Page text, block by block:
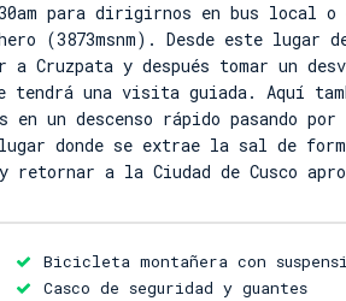
para dirigirnos en bus local o
(3873msnm). Desde este lugar
Cruzpata y después tomar un
tendrá una visita guiada. Aquí
en un descenso rápido pasando
donde se extrae la sal de
a la Ciudad de Cusco
Bicicleta montañera con
Casco de seguridad y guantes